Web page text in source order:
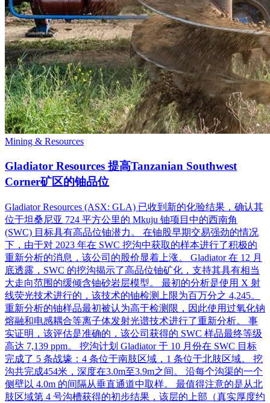
Mining & Resources
Gladiator Resources 提高Tanzanian Southwest
Corner矿区的铀品位
Gladiator Resources (ASX: GLA) 已收到新的化验结果，确认其
位于坦桑尼亚 724 平方公里的 Mkuju 铀项目中的西南角
(SWC) 目标具有高品位铀潜力。 在铀股早期交易强劲的情况
下，由于对 2023 年在 SWC 挖沟中获取的样本进行了积极的
重新分析的消息，该公司的股价显着上涨。 Gladiator 在 12 月
底透露，SWC 的挖沟揭示了高品位铀矿化，支持其具有相当
大走向范围的缓倾含铀砂岩层模型。 最初的分析是使用 X 射
线荧光技术进行的，该技术的铀检测上限为百万分之 4,245。
重新分析的铀样品最初被认为高于检测限，因此使用过氧化钠
熔融和电感耦合等离子体发射光谱技术进行了重新分析。 事
实证明，该评估是准确的，该公司获得的 SWC 样品最终等级
高达 7,139 ppm。 挖沟计划 Gladiator 于 10 月份在 SWC 目标
完成了 5 条战壕：4 条位于南肢区域，1 条位于北肢区域。 挖
沟共完成454米，深度在3.0m至3.9m之间。 沿每个沟渠的一个
侧壁以 4.0m 的间隔从垂直通道中取样。 最值得注意的是从北
肢区域第 4 号沟槽获得的初步结果，该层的上部（真实厚度约